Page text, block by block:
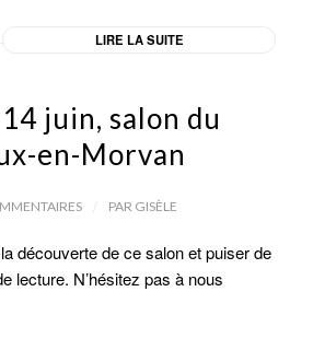
LIRE LA SUITE
juin, salon du
en-Morvan
PAR GISÈLE
découverte de ce salon et puiser de
lecture. N’hésitez pas à nous